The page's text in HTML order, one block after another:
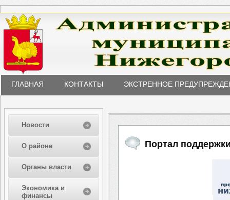
ГЛАВНАЯ КОНТАКТЫ ЭКСТРЕННОЕ
Новости
О районе
Органы власти
Экономика и
финансы
Портал